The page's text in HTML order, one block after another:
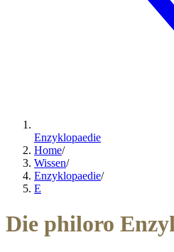
Enzyklopaedie
Home/
Wissen/
Enzyklopaedie/
E
Die philoro